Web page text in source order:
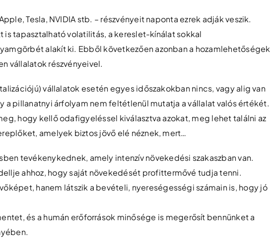
Tesla, NVIDIA stb. – részvényeit naponta ezrek adják veszik.
is tapasztalható volatilitás, a kereslet-kínálat sokkal
alakít ki. Ebből következően azonban a hozamlehetőségek
vállalatok részvényeivel.
vállalatok esetén egyes időszakokban nincs, vagy alig van
a pillanatnyi árfolyam nem feltétlenül mutatja a vállalat valós értékét.
hogy kellő odafigyeléssel kiválasztva azokat, meg lehet találni az
amelyek biztos jövő elé néznek, mert…
tevékenykednek, amely intenzív növekedési szakaszban van.
ahhoz, hogy saját növekedését profittermővé tudja tenni.
hanem látszik a bevételi, nyereségességi számain is, hogy jó
és a humán erőforrások minősége is megerősít bennünket a